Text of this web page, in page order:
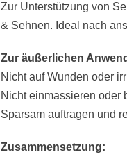
Zur Unterstützung von
& Sehnen. Ideal nach
Zur äußerlichen
Nicht auf Wunden oder
Nicht einmassieren oder
Sparsam auftragen und
Zusammensetzung: